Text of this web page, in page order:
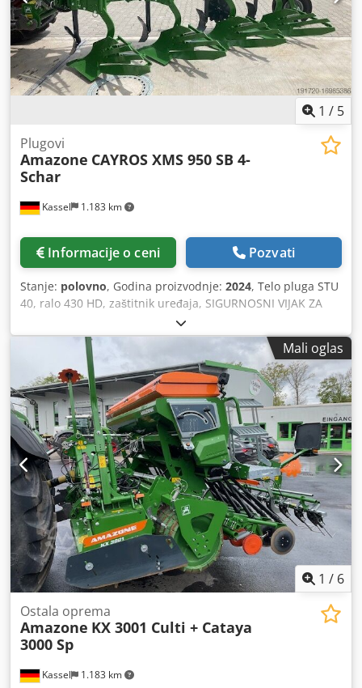
1 / 5
Kassel 1.183 km
Plugovi
Amazone CAYROS XMS 950 SB 4-
Schar
Informacije o ceni Pozvati
Stanje: polovno, Godina proizvodnje: 2024, Telo pluga STU
40, ralo 430 HD, zaštitnik uređaja, SIGURNOSNI VIJAK ZA
RALO / Dodsuhnlmepfx Aaijck
Mali oglas
1 / 6
Kassel 1.183 km
Ostala oprema
Amazone KX 3001 Culti + Cataya
3000 Sp